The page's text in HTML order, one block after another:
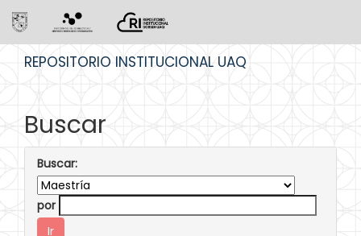
REPOSITORIO INSTITUCIONAL UAQ
Buscar
Buscar:
por